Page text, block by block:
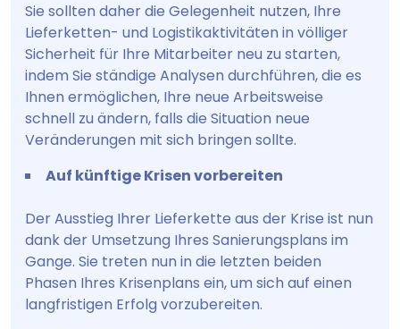
Sie sollten daher die Gelegenheit nutzen, Ihre
Lieferketten- und Logistikaktivitäten in völliger
Sicherheit für Ihre Mitarbeiter neu zu starten,
indem Sie ständige Analysen durchführen, die es
Ihnen ermöglichen, Ihre neue Arbeitsweise
schnell zu ändern, falls die Situation neue
Veränderungen mit sich bringen sollte.
Auf künftige Krisen vorbereiten
Der Ausstieg Ihrer Lieferkette aus der Krise ist nun
dank der Umsetzung Ihres Sanierungsplans im
Gange. Sie treten nun in die letzten beiden
Phasen Ihres Krisenplans ein, um sich auf einen
langfristigen Erfolg vorzubereiten.